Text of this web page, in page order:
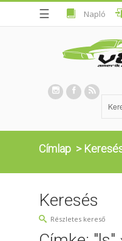
☰ Napló
Címlap >
Keresés
Részletes kereső